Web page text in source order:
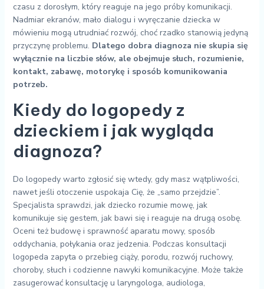
czasu z dorosłym, który reaguje na jego próby komunikacji.
Nadmiar ekranów, mało dialogu i wyręczanie dziecka w
mówieniu mogą utrudniać rozwój, choć rzadko stanowią jedyną
przyczynę problemu. Dlatego dobra diagnoza nie skupia się
wyłącznie na liczbie słów, ale obejmuje słuch, rozumienie,
kontakt, zabawę, motorykę i sposób komunikowania
potrzeb.
Kiedy do logopedy z
dzieckiem i jak wygląda
diagnoza?
Do logopedy warto zgłosić się wtedy, gdy masz wątpliwości,
nawet jeśli otoczenie uspokaja Cię, że „samo przejdzie”.
Specjalista sprawdzi, jak dziecko rozumie mowę, jak
komunikuje się gestem, jak bawi się i reaguje na drugą osobę.
Oceni też budowę i sprawność aparatu mowy, sposób
oddychania, połykania oraz jedzenia. Podczas konsultacji
logopeda zapyta o przebieg ciąży, porodu, rozwój ruchowy,
choroby, słuch i codzienne nawyki komunikacyjne. Może także
zasugerować konsultację u laryngologa, audiologa,